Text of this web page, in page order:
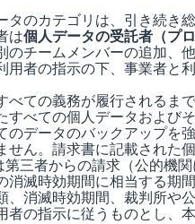
タのカテゴリは、引き続き
は個人データの受託者（プ
のチームメンバーの追加、
用者の指示の下、事業者と
べての義務が履行されるま
すべての個人データおよび
のデータのバックアップを
せん。請求書に記載された
三者からの請求（公的機
消滅時効期間に相当する期
、消滅時効期間、裁判所や
者の指示に従うものとし、